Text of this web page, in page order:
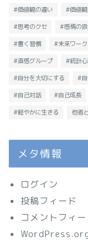
#価値観の違い #価値
#思考のクセ #感情の
#書く習慣 #未来ワーク
#直感グループ #統計
#自分を大切にする #自
#自己対話 #自己成長
#軽やかに生きる 他者
メタ情報
ログイン
投稿フィード
コメントフィー